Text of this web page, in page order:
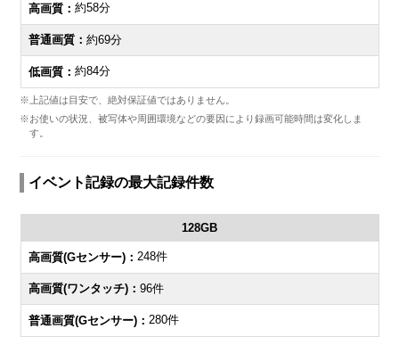
約58分
約69分
約84分
※上記値は目安で、絶対保証値ではありません。
※お使いの状況、被写体や周囲環境などの要因により録画可能時間は変化しま
す。
イベント記録の最大記録件数
128GB
248件
96件
280件